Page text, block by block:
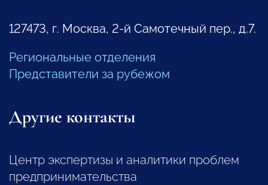
127473, г. Москва, 2-й Самотечный пер., д.7.
Региональные отделения
Представители за рубежом
Другие контакты
Центр экспертизы и аналитики проблем
предпринимательства